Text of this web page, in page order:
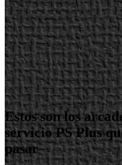
Estos son los
servicio PS Plus
pasar